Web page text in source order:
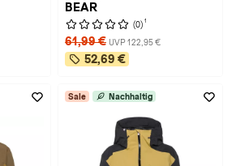
BEAR
(0) 1
61,99 € UVP 122,95 €
52,69 €
Sale Nachhaltig